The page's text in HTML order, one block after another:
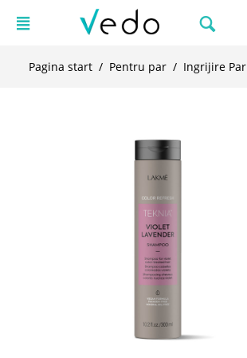
Pagina start / Pentru par / Ingrijire Par